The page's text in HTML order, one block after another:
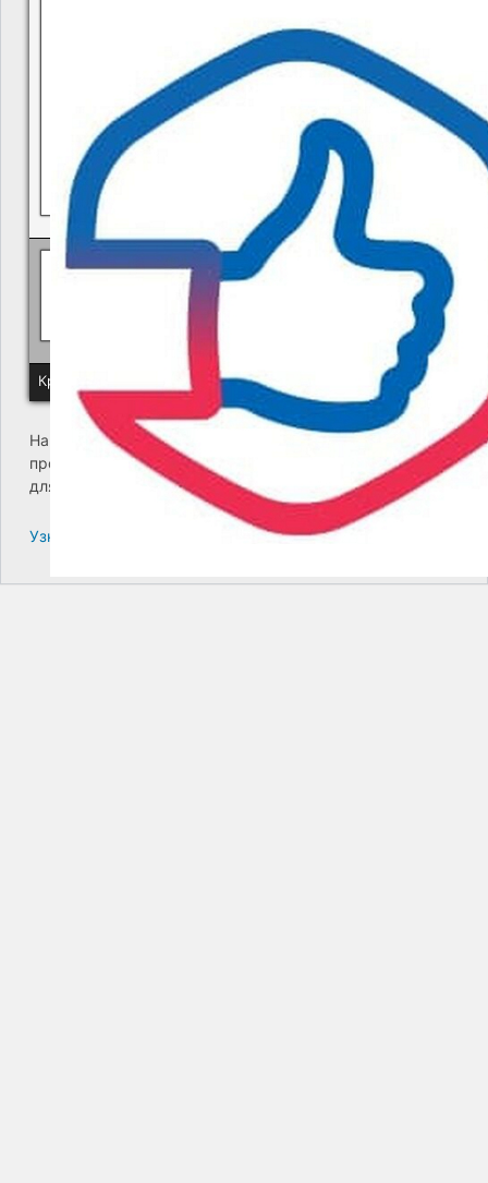
В квитанциях ошибки, в подъезде мусор, сотрудники
Политика КГУП "Камчатский водоканал" в отношении
Краевое государственное унитарное предприятие
На сайте возникла критическая ошибка. Пожалуйста,
проверьте входящие сообщения почты администратора
для дальнейших инструкций.
Узнайте больше про решение проблем с WordPress.